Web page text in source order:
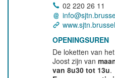
02 220 26 11
OPENINGSUREN
De loketten van
Joost zijn van
van 8u30 tot 13u.